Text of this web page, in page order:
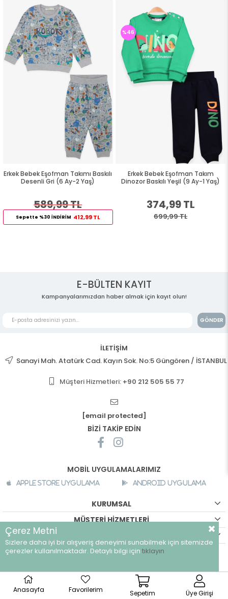
Erkek Bebek Eşofman Takımı Baskılı
Desenli Gri (6 Ay-2 Yaş)
589,99 TL
Sepette %30 İNDİRİM 412,99 TL
Erkek Bebek Eşofman Takım
Dinozor Baskılı Yeşil (9 Ay-1 Yaş)
374,99 TL
699,99 TL
%46
E-BÜLTEN KAYIT
Kampanyalarımızdan haber almak için kayıt olun!
GÖNDER
İLETİŞİM
Sanayi Mah. Atatürk Cad. Kayın Sok. No:5 Güngören / İSTANBUL
Müşteri Hizmetleri: +90 212 505 55 77
[email protected]
BİZİ TAKİP EDİN
MOBİL UYGULAMALARIMIZ
Apple Store Uygulama Android Uygulama
KURUMSAL
MÜŞTERİ HİZMETLERİ
©breeze.com.tr - Tüm hakları saklıdır.
Anasayfa Favorilerim Sepetim Üye Girişi
Çerez Metni
Sizlere daha iyi bir alışveriş deneyimi sunabilmek için sitemizde
çerezler kullanılmaktadır. Detaylı bilgi için tıklayın